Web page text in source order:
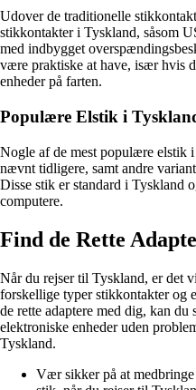
Udover de traditionelle
stikkontakter i Tyskland, såsom
med indbygget
være praktiske at have, især hvis
enheder på farten.
Populære Elstik i
Nogle af de mest populære elstik
nævnt tidligere, samt andre
Disse stik er standard i Tyskland
computere.
Find de Rette
Når du rejser til Tyskland, er det
forskellige typer stikkontakter og
de rette adaptere med dig, kan
elektroniske enheder uden
Tyskland.
Vær sikker på at